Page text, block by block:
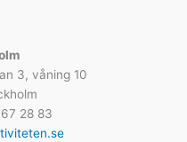
3, våning 10
28 83